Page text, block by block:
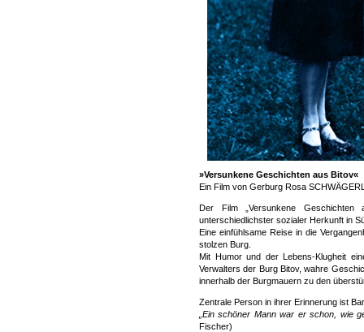
»Versunkene Geschichten aus Bitov«
Ein Film von Gerburg Rosa
Der Film „Versunkene Geschichten
unterschiedlichster sozialer Herkunft in
Eine einfühlsame Reise in die
stolzen Burg.
Mit Humor und der Lebens-Klugheit
Verwalters der Burg Bitov, wahre
innerhalb der Burgmauern zu den
Zentrale Person in ihrer Erinnerung ist
„Ein schöner Mann war er schon, wie
Fischer)